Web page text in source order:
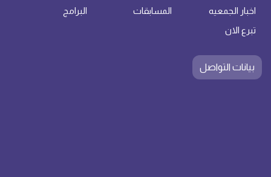
اخبار الجمعيه
المسابقات
البرامج
تبرع الان
بيانات التواصل